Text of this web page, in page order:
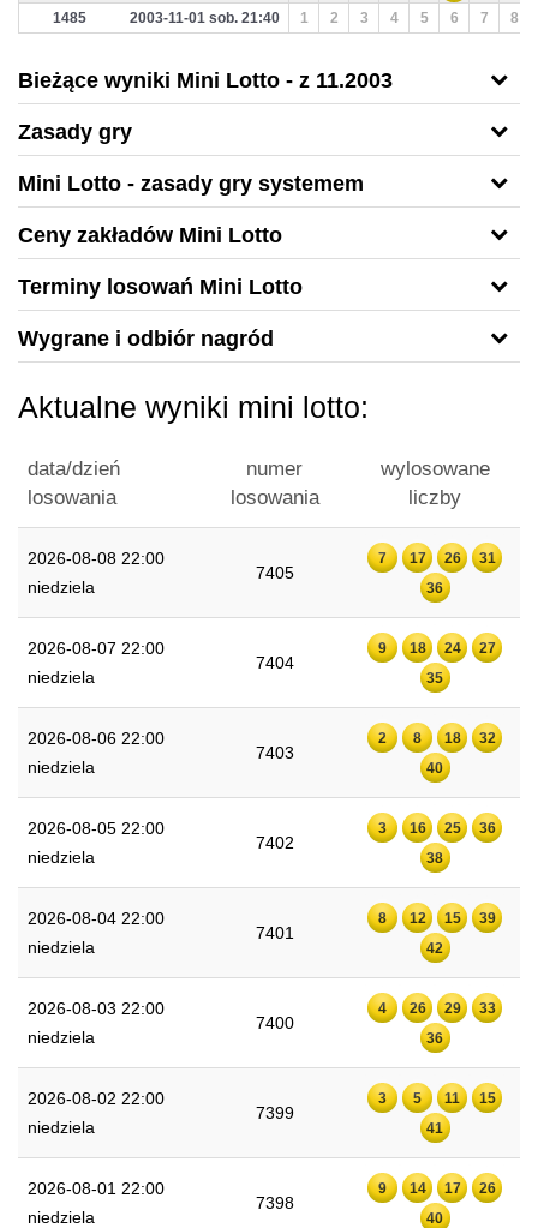
1485
2003-11-01 sob. 21:40 1 2 3 4 5 6 7 8
Bieżące wyniki Mini Lotto - z 11.2003
Zasady gry
Mini Lotto - zasady gry systemem
Ceny zakładów Mini Lotto
Terminy losowań Mini Lotto
Wygrane i odbiór nagród
Aktualne wyniki mini lotto:
data/dzień
losowania
numer
losowania
wylosowane
liczby
2026-08-08 22:00
niedziela
7405
7 17 26
31
36
2026-08-07 22:00
niedziela
7404
9 18 24
27
35
2026-08-06 22:00
niedziela
7403
2 8 18
32
40
2026-08-05 22:00
niedziela
7402
3 16 25
36
38
2026-08-04 22:00
niedziela
7401
8 12 15
39
42
2026-08-03 22:00
niedziela
7400
4 26 29
33
36
2026-08-02 22:00
niedziela
7399
3 5 11
15
41
2026-08-01 22:00
niedziela
7398
9 14 17
26
40